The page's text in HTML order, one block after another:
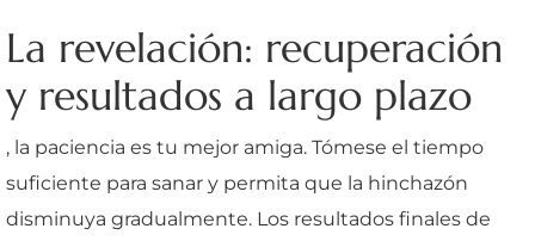
La revelación: recuperación
y resultados a largo plazo
, la paciencia es tu mejor amiga. Tómese el tiempo
suficiente para sanar y permita que la hinchazón
disminuya gradualmente. Los resultados finales de